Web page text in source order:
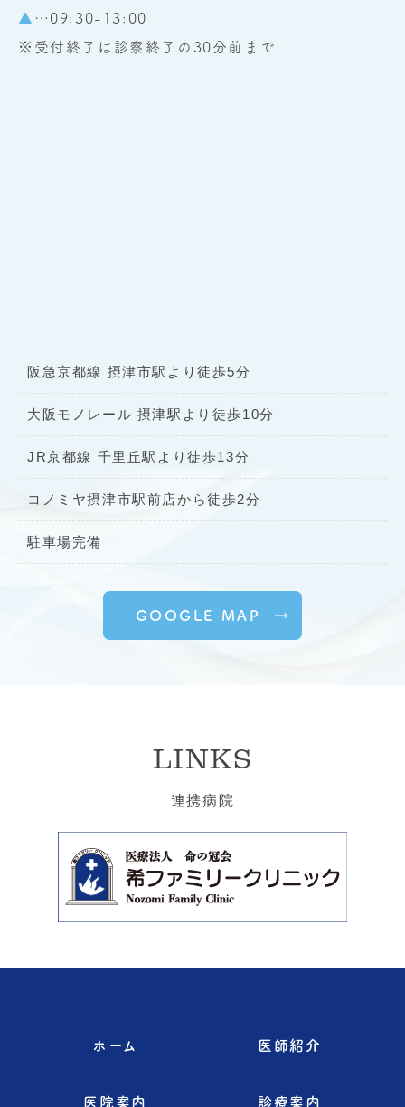
▲ …09:30-13:00
※受付終了は診察終了の30分前まで
阪急京都線 摂津市駅より徒歩5分
大阪モノレール 摂津駅より徒歩10分
JR京都線 千里丘駅より徒歩13分
コノミヤ摂津市駅前店から徒歩2分
駐車場完備
GOOGLE MAP
LINKS
連携病院
ホーム 医師紹介
医院案内 診療案内